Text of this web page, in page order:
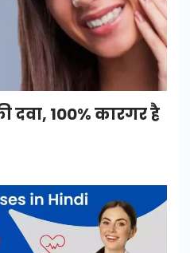
दवा, 100% कारगर है